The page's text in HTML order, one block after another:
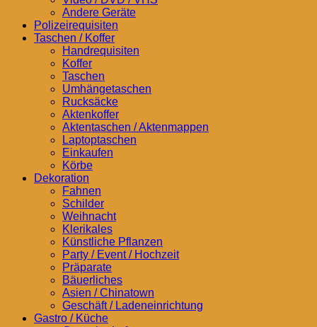
Andere Geräte
Polizeirequisiten
Taschen / Koffer
Handrequisiten
Koffer
Taschen
Umhängetaschen
Rucksäcke
Aktenkoffer
Aktentaschen / Aktenmappen
Laptoptaschen
Einkaufen
Körbe
Dekoration
Fahnen
Schilder
Weihnacht
Klerikales
Künstliche Pflanzen
Party / Event / Hochzeit
Präparate
Bäuerliches
Asien / Chinatown
Geschäft / Ladeneinrichtung
Gastro / Küche